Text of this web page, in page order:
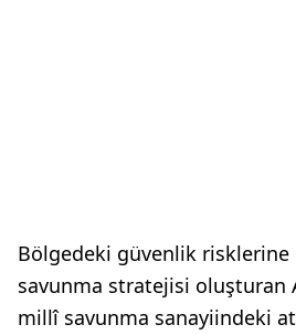
Bölgedeki güvenlik risklerine
savunma stratejisi oluşturan
millî savunma sanayiindeki